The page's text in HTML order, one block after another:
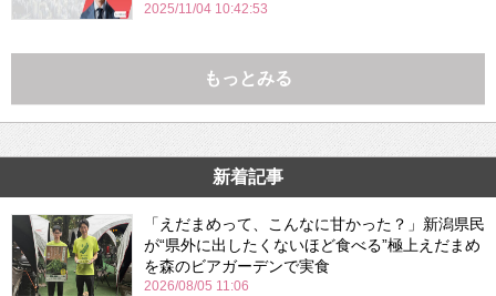
2025/11/04 10:42:53
もっとみる
新着記事
「えだまめって、こんなに甘かった？」新潟県民
が“県外に出したくないほど食べる”極上えだまめ
を森のビアガーデンで実食
2026/08/05 11:06